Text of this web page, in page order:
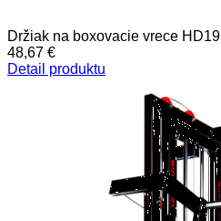
Držiak na boxovacie vrece HD19
48,67 €
Detail produktu